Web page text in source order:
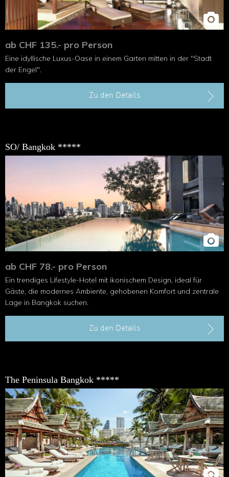
ab CHF 135.- pro Person
Eine idyllische Luxus-Oase in einem Garten mitten in der "Stadt
der Engel".
Zu den Details
SO/ Bangkok *****
ab CHF 78.- pro Person
Ein trendiges Lifestyle-Hotel mit ikonischem Design, ideal für
Gäste, die modernes Ambiente, gehobenen Komfort und zentrale
Lage in Bangkok suchen.
Zu den Details
The Peninsula Bangkok *****